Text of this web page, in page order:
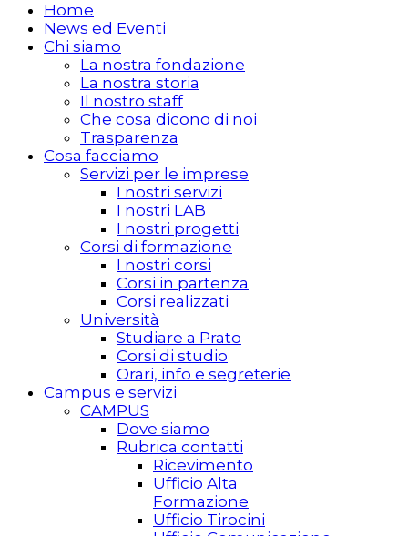
Home
News ed Eventi
Chi siamo
La nostra fondazione
La nostra storia
Il nostro staff
Che cosa dicono di noi
Trasparenza
Cosa facciamo
Servizi per le imprese
I nostri servizi
I nostri LAB
I nostri progetti
Corsi di formazione
I nostri corsi
Corsi in partenza
Corsi realizzati
Università
Studiare a Prato
Corsi di studio
Orari, info e segreterie
Campus e servizi
CAMPUS
Dove siamo
Rubrica contatti
Ricevimento
Ufficio Alta
Formazione
Ufficio Tirocini